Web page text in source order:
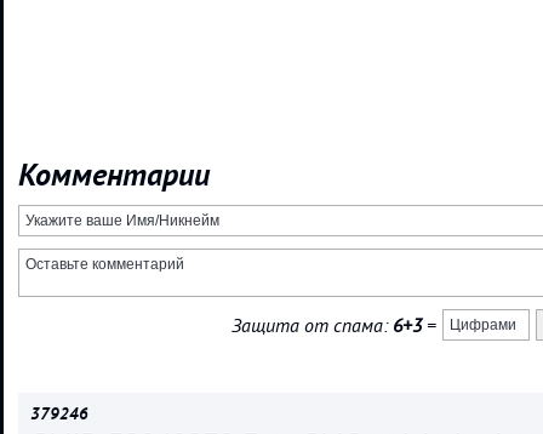
Комментарии
Защита от спама: 6+3=
379246